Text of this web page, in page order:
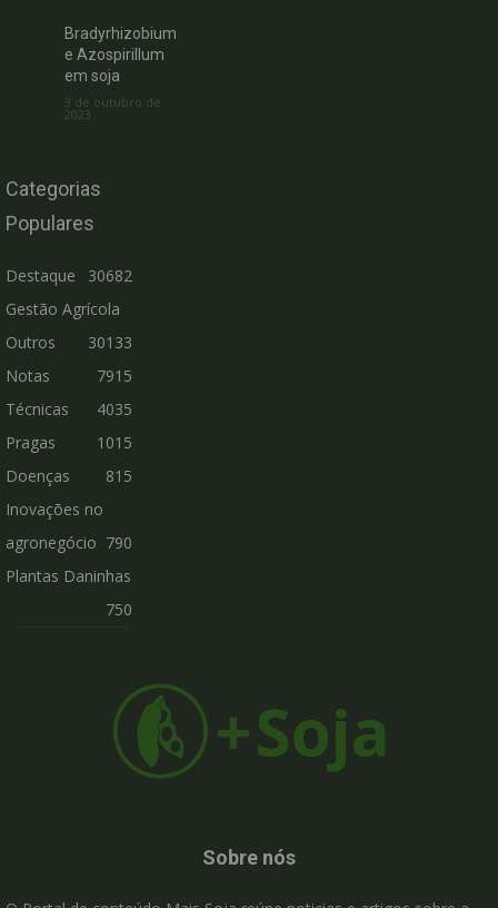
Bradyrhizobium
e Azospirillum
em soja
3 de outubro de
2023
Categorias
Populares
Destaque
30682
Gestão Agrícola
30133
Outros
7915
Notas
Técnicas
4035
Pragas
1015
Doenças
815
Inovações no
agronegócio 790
Plantas Daninhas
750
Sobre nós